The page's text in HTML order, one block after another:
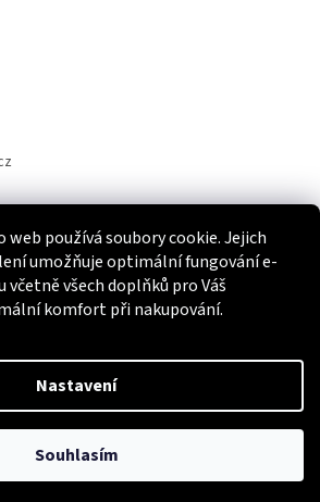
web používá soubory cookie. Jejich
umožňuje optimální fungování e-
včetně všech doplňků pro Váš
komfort při nakupování.
Nastavení
Souhlasím
Zboží.cz Srovnáme.cz
. Všechna práva vyhrazena.Upravit
nastavení cookies